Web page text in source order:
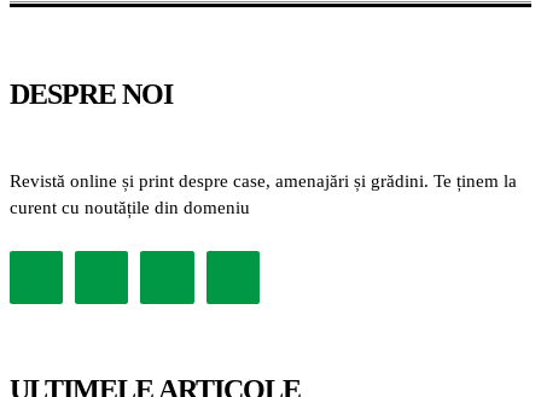
DESPRE NOI
Revistă online și print despre case, amenajări și grădini. Te ținem la
curent cu noutățile din domeniu
ULTIMELE ARTICOLE